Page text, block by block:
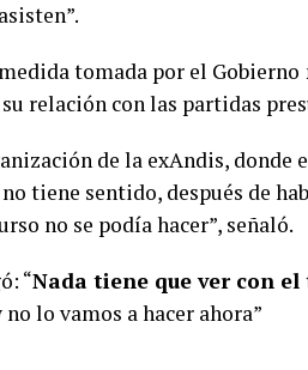
tomada por el Gobierno
su relación con las partidas
de la exAndis,
tiene sentido, después de
no se podía hacer”, señaló.
“Nada tiene que ver con
lo vamos a hacer ahora”